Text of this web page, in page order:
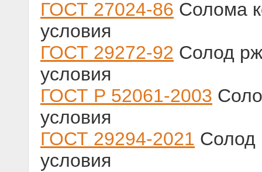
ГОСТ 27024-86 Солома
условия
ГОСТ 29272-92 Солод
условия
ГОСТ Р 52061-2003
условия
ГОСТ 29294-2021 Солод
условия